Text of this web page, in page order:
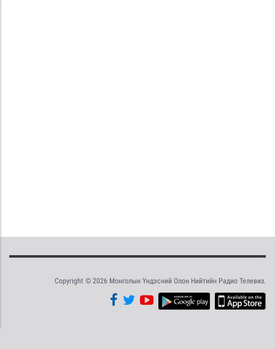
Copyright © 2026 Монголын Үндэсний Олон Нийтийн Радио Телевиз.